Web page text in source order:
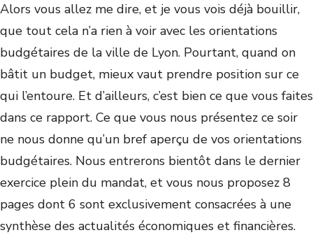
Alors vous allez me dire, et je vous vois déjà bouillir,
que tout cela n’a rien à voir avec les orientations
budgétaires de la ville de Lyon. Pourtant, quand on
bâtit un budget, mieux vaut prendre position sur ce
qui l’entoure. Et d’ailleurs, c’est bien ce que vous faites
dans ce rapport. Ce que vous nous présentez ce soir
ne nous donne qu’un bref aperçu de vos orientations
budgétaires. Nous entrerons bientôt dans le dernier
exercice plein du mandat, et vous nous proposez 8
pages dont 6 sont exclusivement consacrées à une
synthèse des actualités économiques et financières.